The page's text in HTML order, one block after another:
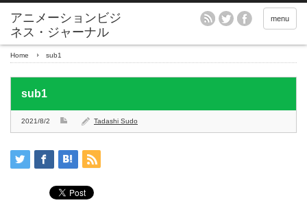
アニメーションビジ
ネス・ジャーナル
menu
Home sub1
sub1
2021/8/2 Tadashi Sudo